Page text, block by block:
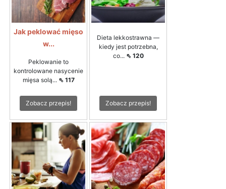
Jak peklować mięso
w...
Peklowanie to
kontrolowane nasycenie
mięsa solą... ⇖ 117
Zobacz przepis!
Dieta lekkostrawna —
kiedy jest potrzebna,
co... ⇖ 120
Zobacz przepis!